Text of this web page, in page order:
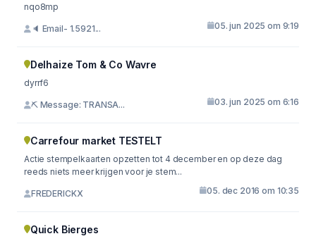
nqo8mp
🔈 Email- 1.5921... 05. jun 2025 om 9:19
Delhaize Tom & Co Wavre
dyrrf6
⛏ Message: TRANSA... 03. jun 2025 om 6:16
Carrefour market TESTELT
Actie stempelkaarten opzetten tot 4 december en op deze dag
reeds niets meer krijgen voor je stem...
FREDERICKX 05. dec 2016 om 10:35
Quick Bierges